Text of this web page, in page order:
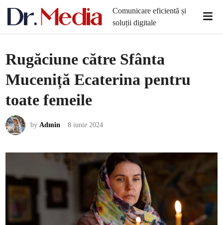
Comunicare eficientă și
soluții digitale
Rugăciune către Sfânta
Muceniță Ecaterina pentru
toate femeile
byAdmin 8 iunie 2024